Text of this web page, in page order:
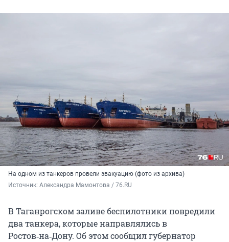
На одном из танкеров провели эвакуацию (фото из архива)
Источник: Александра Мамонтова / 76.RU
В Таганрогском заливе беспилотники повредили
два танкера, которые направлялись в
Ростов‑на‑Дону. Об этом сообщил губернатор